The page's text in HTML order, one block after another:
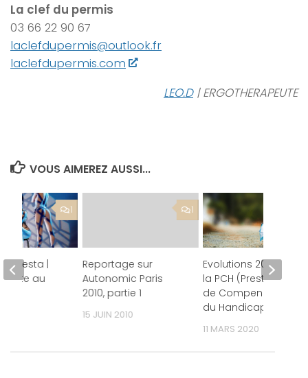
La clef du permis
03 66 22 90 67
laclefdupermis@outlook.fr
laclefdupermis.com
LEO.D| ERGOTHERAPEUTE
VOUS AIMEREZ AUSSI...
1
Reportage sur
Autonomic Paris
2010, partie 1
15 JUIN 2010
Evolutions 2020 de
la PCH (Prestation
de Compensation
du Handicap)
11 MARS 2020
1
|
au